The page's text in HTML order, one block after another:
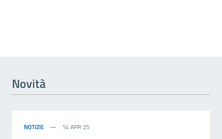
Novità
NOTIZIE 14 APR 25